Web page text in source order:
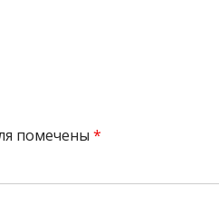
помечены *